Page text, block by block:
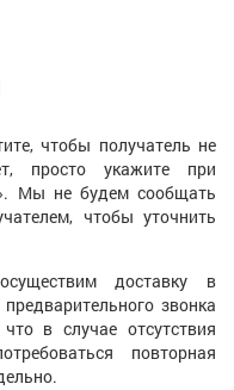
чтобы получатель не
просто укажите при
Мы не будем сообщать
чтобы уточнить
доставку в
звонка
в случае отсутствия
повторная